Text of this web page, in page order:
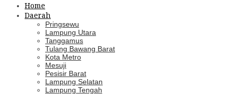
Home
Daerah
Pringsewu
Lampung Utara
Tanggamus
Tulang Bawang Barat
Kota Metro
Mesuji
Pesisir Barat
Lampung Selatan
Lampung Tengah